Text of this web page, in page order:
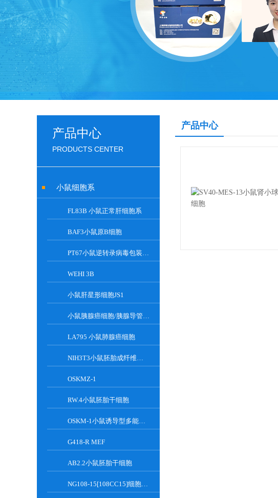
产品中心
PRODUCTS CENTER
小鼠细胞系
FL83B 小鼠正常肝细胞系
BAF3小鼠原B细胞
PT67小鼠逆转录病毒包装细胞
WEHI 3B
小鼠肝星形细胞JS1
小鼠胰腺癌细胞/胰腺导管癌PAN02
LA795 小鼠肺腺癌细胞
NIH3T3小鼠胚胎成纤维细胞
OSKMZ-1
RW.4小鼠胚胎干细胞
OSKM-1小鼠诱导型多能干细胞
G418-R MEF
AB2.2小鼠胚胎干细胞
NG108-15[108CC15]细胞系|小鼠神经母瘤与大鼠胶质瘤之融合细胞
产品中心